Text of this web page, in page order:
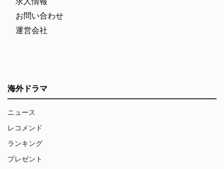
お問い合わせ
運営会社
海外ドラマ
ニュース
レコメンド
ランキング
プレゼント